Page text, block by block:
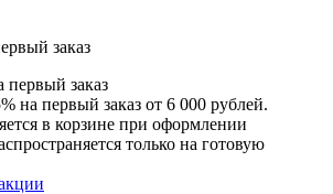
заказ
на первый заказ от 6 000 рублей.
в корзине при оформлении
только на готовую